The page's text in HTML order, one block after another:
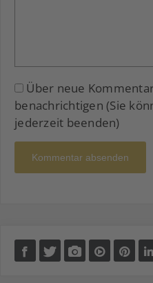
Über neue
benachrichtigen (Sie
jederzeit beenden)
Kommentar absenden